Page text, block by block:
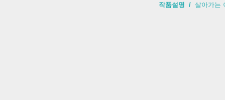
작품설명 / 살아가는